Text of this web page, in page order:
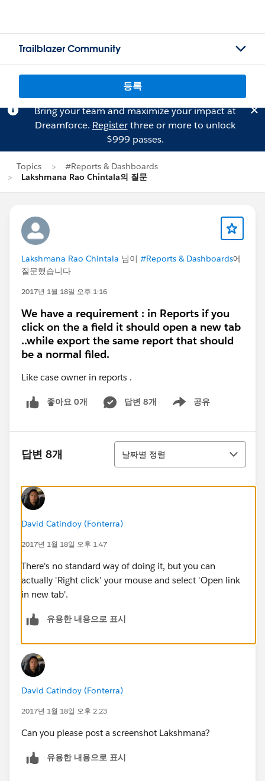
Trailblazer Community
등록
Bring your team and maximize your impact at
Dreamforce. Registerthree or more to unlock
$999 passes.
Topics
#Reports & Dashboards
Lakshmana Rao Chintala의 질문
Lakshmana Rao Chintala 님이 #Reports & Dashboards에
질문했습니다
2017년 1월 18일 오후 1:16
We have a requirement : in Reports if you
click on the a field it should open a new tab
..while export the same report that should
be a normal filed.
Like case owner in reports .
좋아요 0개 답변 8개 공유
Show menu
답변 8개
정렬
날짜별 정렬
David Catindoy (Fonterra)
2017년 1월 18일 오후 1:47
There's no standard way of doing it, but you can
actually 'Right click' your mouse and select 'Open link
in new tab'.
유용한 내용으로 표시
David Catindoy (Fonterra)
2017년 1월 18일 오후 2:23
Can you please post a screenshot Lakshmana?
유용한 내용으로 표시